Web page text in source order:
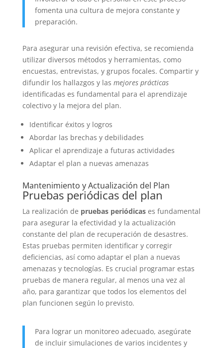
fomenta una cultura de mejora constante y
preparación.
Para asegurar una revisión efectiva, se recomienda
utilizar diversos métodos y herramientas, como
encuestas, entrevistas, y grupos focales. Compartir y
difundir los hallazgos y las mejores prácticas
identificadas es fundamental para el aprendizaje
colectivo y la mejora del plan.
Identificar éxitos y logros
Abordar las brechas y debilidades
Aplicar el aprendizaje a futuras actividades
Adaptar el plan a nuevas amenazas
Mantenimiento y Actualización del Plan
Pruebas periódicas del plan
La realización de pruebas periódicases fundamental
para asegurar la efectividad y la actualización
constante del plan de recuperación de desastres.
Estas pruebas permiten identificar y corregir
deficiencias, así como adaptar el plan a nuevas
amenazas y tecnologías. Es crucial programar estas
pruebas de manera regular, al menos una vez al
año, para garantizar que todos los elementos del
plan funcionen según lo previsto.
Para lograr un monitoreo adecuado, asegúrate
de incluir simulaciones de varios incidentes y